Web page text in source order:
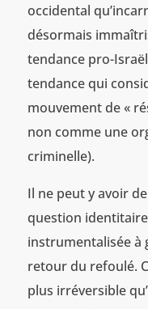
occidental
désormais
tendance pro-
tendance qui
mouvement de «
non comme une
criminelle).
Il ne peut y avoir
question
instrumentalisée à
retour du refoulé.
plus irréversible